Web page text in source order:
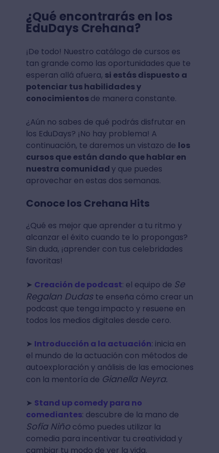
¿Qué encontrarás en los
EduDays Crehana?
¡De todo! Nuestro catálogo de cursos es
tan grande como las oportunidades que te
esperan allá afuera, si estás dispuesto a
potenciar tus habilidades y
conocimientosde manera constante.
¿Aún no sabes de qué podrás disfrutar en
los EduDays? ¡No hay problema! A
continuación, te daremos un vistazo de los
cursos que están dando que hablar en
nuestra comunidady que puedes
aprovechar en estas dos semanas.
Conoce los Crehana Hits
¿Qué es mejor que aprender a tu ritmo y
alcanzar el éxito cuando te lo propongas?
Sin duda, ¡aprender con tus celebridades
favoritas!
➤ Creación de podcast: el equipo de Se
Regalan Dudas te enseña cómo crear un
podcast que tenga impacto y resuene en
todos los medios digitales desde cero.
➤ Introducción a la actuación: inicia en
el mundo de la actuación con métodos de
autoexploración y análisis de las emociones
con la mentoría de Gianella Neyra.
➤ Stand up comedy para no
comediantes: descubre de la mano de
Sofía Niñocómo puedes utilizar la
comedia para incentivar tu creatividad y
cambiar tu modo de ver la vida.